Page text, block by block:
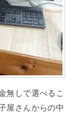
無しで選べるこ
屋さんからの中